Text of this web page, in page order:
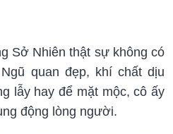
Sở Nhiên thật sự không có
quan đẹp, khí chất dịu
lẫy hay để mặt mộc, cô ấy
động lòng người.